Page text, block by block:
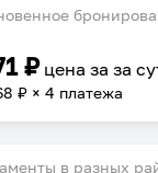
₽ цена заза
₽ × 4 платежа
в разных